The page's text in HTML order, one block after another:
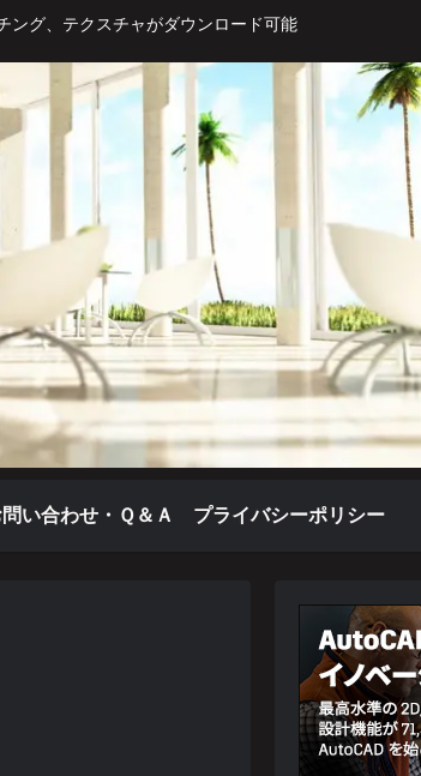
ング、テクスチャがダウンロード可能
い合わせ・Ｑ＆Ａ プライバシーポリシー